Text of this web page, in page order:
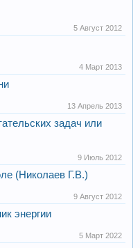
5 Август 2012
4 Март 2013
13 Апрель 2013
задач или
9 Июль 2012
(Николаев Г.В.)
9 Август 2012
энергии
5 Март 2022